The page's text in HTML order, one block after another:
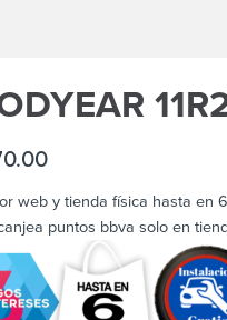
web y tienda física hasta en
puntos bbva solo en